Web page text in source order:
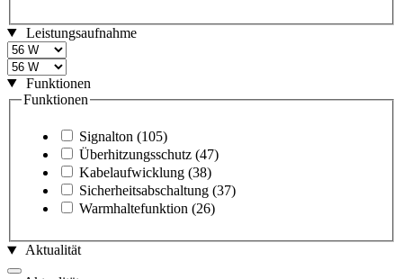
Leistungsaufnahme
Funktionen
Funktionen
Signalton (105)
Überhitzungsschutz (47)
Kabelaufwicklung (38)
Sicherheitsabschaltung (37)
Warmhaltefunktion (26)
Aktualität